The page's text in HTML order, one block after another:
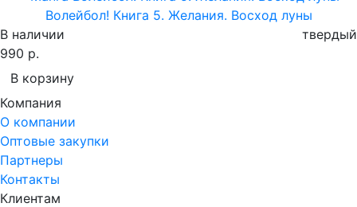
Волейбол! Книга 5. Желания. Восход луны
В наличии
твердый
990 р.
В корзину
Компания
О компании
Оптовые закупки
Партнеры
Контакты
Клиентам